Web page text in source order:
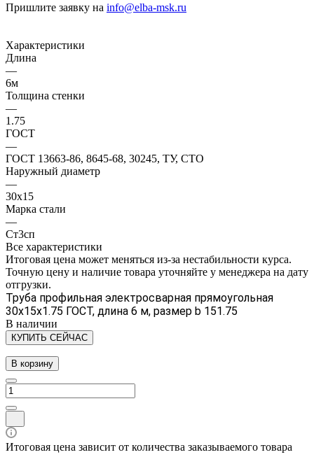
Пришлите заявку на info@elba-msk.ru
Характеристики
Длина
—
6м
Толщина стенки
—
1.75
ГОСТ
—
ГОСТ 13663-86, 8645-68, 30245, ТУ, СТО
Наружный диаметр
—
30x15
Марка стали
—
Ст3сп
Все характеристики
Итоговая цена может меняться из-за нестабильности курса.
Точную цену и наличие товара уточняйте у менеджера на дату
отгрузки.
Труба профильная электросварная прямоугольная
30х15х1.75 ГОСТ, длина 6 м, размер b 151.75
В наличии
КУПИТЬ СЕЙЧАС
В корзину
Итоговая цена зависит от количества заказываемого товара